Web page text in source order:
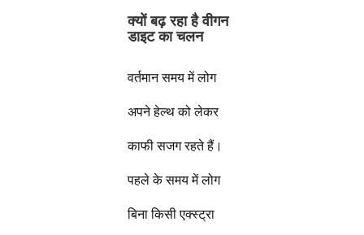
क्यों बढ़ रहा है वीगन
डाइट का चलन
वर्तमान समय में लोग
अपने हेल्थ को लेकर
काफी सजग रहते हैं।
पहले के समय में लोग
बिना किसी एक्स्ट्रा